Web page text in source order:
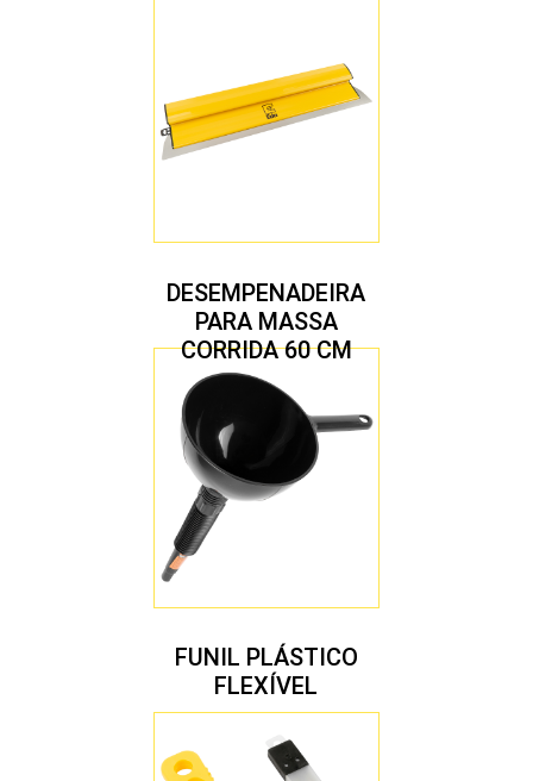
DESEMPENADEIRA
PARA MASSA
CORRIDA 60 CM
FUNIL PLÁSTICO
FLEXÍVEL